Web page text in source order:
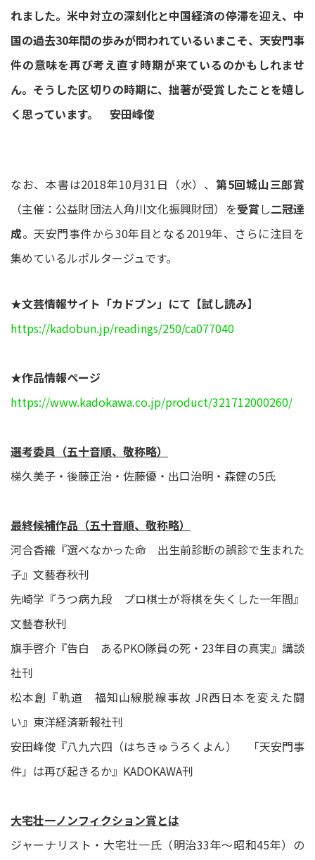
れました。米中対立の深刻化と中国経済の停滞を迎え、中
国の過去30年間の歩みが問われているいまこそ、天安門事
件の意味を再び考え直す時期が来ているのかもしれませ
ん。そうした区切りの時期に、拙著が受賞したことを嬉し
く思っています。​ ――安田峰俊
なお、本書は2018年10月31日（水）、 第5回城山三郎賞
（主催：公益財団法人角川文化振興財団）を受賞し二冠達
成。天安門事件から30年目となる2019年、さらに注目を
集めているルポルタージュです。
★文芸情報サイト「カドブン」にて【試し読み】
https://kadobun.jp/readings/250/ca077040
★作品情報ページ
https://www.kadokawa.co.jp/product/321712000260/
選考委員（五十音順、敬称略）
梯久美子・後藤正治・佐藤優・出口治明・森健の5氏
最終候補作品（五十音順、敬称略）
河合香織『選べなかった命 出生前診断の誤診で生まれた
子』文藝春秋刊
先崎学『うつ病九段 プロ棋士が将棋を失くした一年間』
文藝春秋刊
旗手啓介『告白 あるPKO隊員の死・23年目の真実』講談
社刊
松本創『軌道 福知山線脱線事故 JR西日本を変えた闘
い』東洋経済新報社刊
安田峰俊『八九六四（はちきゅうろくよん） 「天安門事
件」は再び起きるか』KADOKAWA刊
大宅壮一ノンフィクション賞とは
ジャーナリスト・大宅壮一氏（明治33年～昭和45年）の